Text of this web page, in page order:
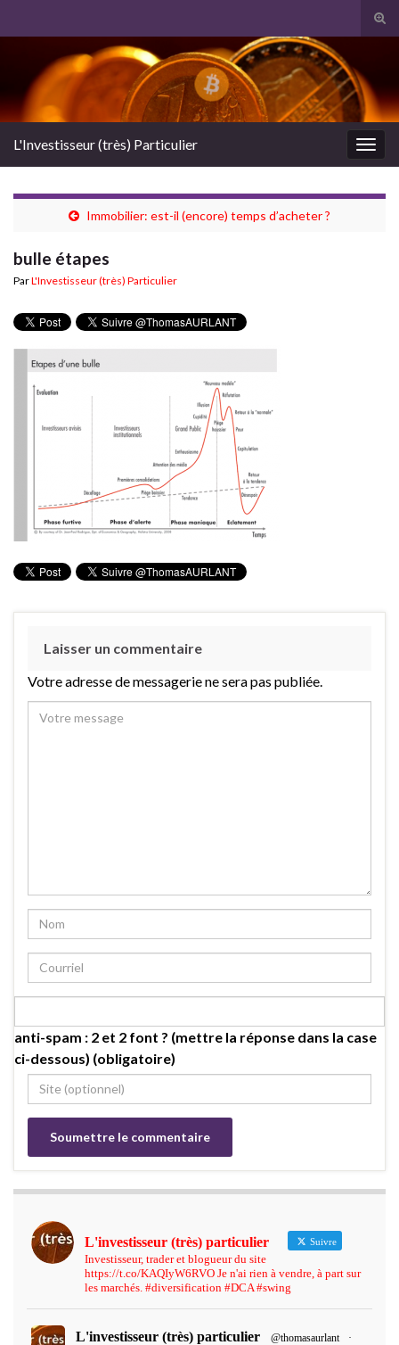
Search for:
L'Investisseur (très) Particulier
Immobilier: est-il (encore) temps d’acheter ?
bulle étapes
ParL'Investisseur (très) Particulier
Laisser un commentaire
Votre adresse de messagerie ne sera pas publiée.
anti-spam : 2 et 2 font ? (mettre la réponse dans la case
ci-dessous) (obligatoire)
L'investisseur (très) particulier Suivre
Investisseur, trader et blogueur du site
https://t.co/KAQIyW6RVO Je n'ai rien à vendre, à part sur
les marchés. #diversification #DCA #swing
L'investisseur (très) particulier @thomasaurlant
·